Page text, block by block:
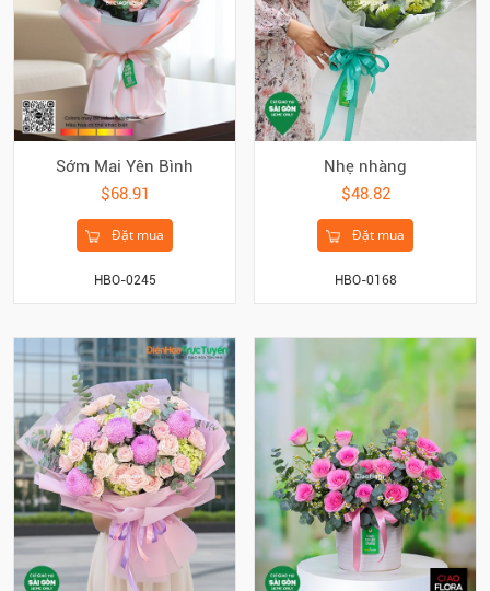
Sớm Mai Yên Bình
$68.91
Đặt mua
HBO-0245
Nhẹ nhàng
$48.82
Đặt mua
HBO-0168